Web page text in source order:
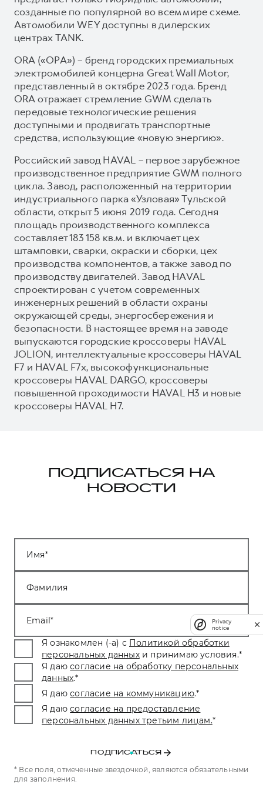
созданные по популярной во всем мире схеме.
Автомобили WEY доступны в дилерских
центрах TANK.
ORA («ОРА») – бренд городских премиальных
электромобилей концерна Great Wall Motor,
представленный в октябре 2023 года. Бренд
ORA отражает стремление GWM сделать
передовые технологические решения
доступными и продвигать транспортные
средства, использующие «новую энергию».
Российский завод HAVAL – первое зарубежное
производственное предприятие GWM полного
цикла. Завод, расположенный на территории
индустриального парка «Узловая» Тульской
области, открыт 5 июня 2019 года. Сегодня
площадь производственного комплекса
составляет 183 158 кв.м. и включает цех
штамповки, сварки, окраски и сборки, цех
производства компонентов, а также завод по
производству двигателей. Завод HAVAL
спроектирован с учетом современных
инженерных решений в области охраны
окружающей среды, энергосбережения и
безопасности. В настоящее время на заводе
выпускаются городские кроссоверы HAVAL
JOLION, интеллектуальные кроссоверы HAVAL
F7 и HAVAL F7x, высокофункциональные
кроссоверы HAVAL DARGO, кроссоверы
повышенной проходимости HAVAL H3 и новые
кроссоверы HAVAL H7.
ПОДПИСАТЬСЯ НА
НОВОСТИ
Имя
Фамилия
Email
Я ознакомлен (-а) с Политикой обработки
персональных данных и принимаю условия.*
Я даю согласие на обработку персональных
данных.*
Я даю согласие на коммуникацию.*
Я даю согласие на предоставление
персональных данных третьим лицам.*
ПОДПИСАТЬСЯ
* Все поля, отмеченные звездочкой, являются обязательными
для заполнения.
Privacy
notice